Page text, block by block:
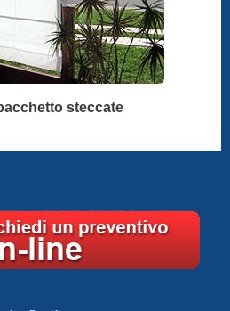
steccate